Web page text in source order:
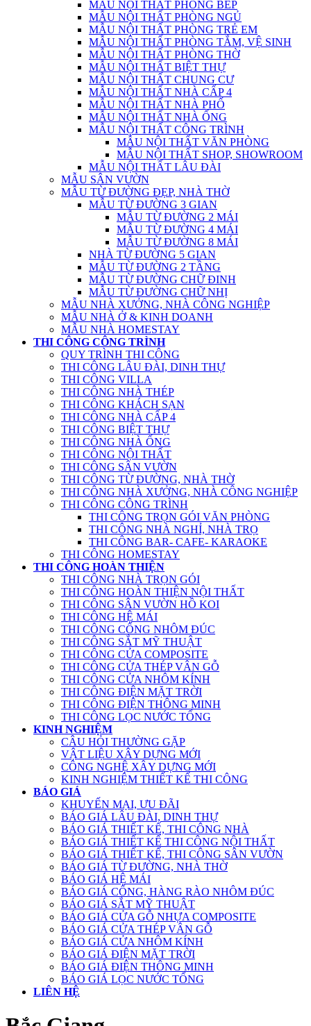
MẪU NỘI THẤT PHÒNG BẾP
MẪU NỘI THẤT PHÒNG NGỦ
MẪU NỘI THẤT PHÒNG TRẺ EM
MẪU NỘI THẤT PHÒNG TẮM, VỆ SINH
MẪU NỘI THẤT PHÒNG THỜ
MẪU NỘI THẤT BIỆT THỰ
MẪU NỘI THẤT CHUNG CƯ
MẪU NỘI THẤT NHÀ CẤP 4
MẪU NỘI THẤT NHÀ PHỐ
MẪU NỘI THẤT NHÀ ỐNG
MẪU NỘI THẤT CÔNG TRÌNH
MẪU NỘI THẤT VĂN PHÒNG
MẪU NỘI THẤT SHOP, SHOWROOM
MẪU NỘI THẤT LÂU ĐÀI
MẪU SÂN VƯỜN
MẪU TỪ ĐƯỜNG ĐẸP, NHÀ THỜ
MẪU TỪ ĐƯỜNG 3 GIAN
MẪU TỪ ĐƯỜNG 2 MÁI
MẪU TỪ ĐƯỜNG 4 MÁI
MẪU TỪ ĐƯỜNG 8 MÁI
NHÀ TỪ ĐƯỜNG 5 GIAN
MẪU TỪ ĐƯỜNG 2 TẦNG
MẪU TỪ ĐƯỜNG CHỮ ĐINH
MẪU TỪ ĐƯỜNG CHỮ NHỊ
MẪU NHÀ XƯỞNG, NHÀ CÔNG NGHIỆP
MẪU NHÀ Ở & KINH DOANH
MẪU NHÀ HOMESTAY
THI CÔNG CÔNG TRÌNH
QUY TRÌNH THI CÔNG
THI CÔNG LÂU ĐÀI, DINH THỰ
THI CÔNG VILLA
THI CÔNG NHÀ THÉP
THI CÔNG KHÁCH SẠN
THI CÔNG NHÀ CẤP 4
THI CÔNG BIỆT THỰ
THI CÔNG NHÀ ỐNG
THI CÔNG NỘI THẤT
THI CÔNG SÂN VƯỜN
THI CÔNG TỪ ĐƯỜNG, NHÀ THỜ
THI CÔNG NHÀ XƯỞNG, NHÀ CÔNG NGHIỆP
THI CÔNG CÔNG TRÌNH
THI CÔNG TRỌN GÓI VĂN PHÒNG
THI CÔNG NHÀ NGHỈ, NHÀ TRỌ
THI CÔNG BAR- CAFE- KARAOKE
THI CÔNG HOMESTAY
THI CÔNG HOÀN THIỆN
THI CÔNG NHÀ TRỌN GÓI
THI CÔNG HOÀN THIỆN NỘI THẤT
THI CÔNG SÂN VƯỜN HỒ KOI
THI CÔNG HỆ MÁI
THI CÔNG CỔNG NHÔM ĐÚC
THI CÔNG SẮT MỸ THUẬT
THI CÔNG CỬA COMPOSITE
THI CÔNG CỬA THÉP VÂN GỖ
THI CÔNG CỬA NHÔM KÍNH
THI CÔNG ĐIỆN MẶT TRỜI
THI CÔNG ĐIỆN THÔNG MINH
THI CÔNG LỌC NƯỚC TỔNG
KINH NGHIỆM
CÂU HỎI THƯỜNG GẶP
VẬT LIỆU XÂY DỰNG MỚI
CÔNG NGHỆ XÂY DỰNG MỚI
KINH NGHIỆM THIẾT KẾ THI CÔNG
BÁO GIÁ
KHUYẾN MẠI, ƯU ĐÃI
BÁO GIÁ LÂU ĐÀI, DINH THỰ
BÁO GIÁ THIẾT KẾ, THI CÔNG NHÀ
BÁO GIÁ THIẾT KẾ THI CÔNG NỘI THẤT
BÁO GIÁ THIẾT KẾ, THI CÔNG SÂN VƯỜN
BÁO GIÁ TỪ ĐƯỜNG, NHÀ THỜ
BÁO GIÁ HỆ MÁI
BÁO GIÁ CỔNG, HÀNG RÀO NHÔM ĐÚC
BÁO GIÁ SẮT MỸ THUẬT
BÁO GIÁ CỬA GỖ NHỰA COMPOSITE
BÁO GIÁ CỬA THÉP VÂN GỖ
BÁO GIÁ CỬA NHÔM KÍNH
BÁO GIÁ ĐIỆN MẶT TRỜI
BÁO GIÁ ĐIỆN THÔNG MINH
BÁO GIÁ LỌC NƯỚC TỔNG
LIÊN HỆ